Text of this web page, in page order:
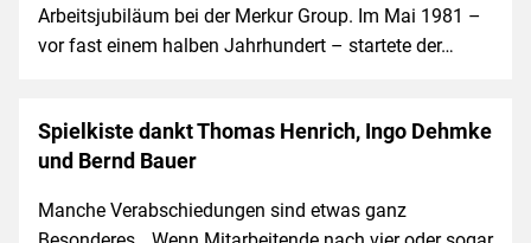
Arbeitsjubiläum bei der Merkur Group. Im Mai 1981 –
vor fast einem halben Jahrhundert – startete der…
Spielkiste dankt Thomas Henrich, Ingo Dehmke
und Bernd Bauer
Manche Verabschiedungen sind etwas ganz